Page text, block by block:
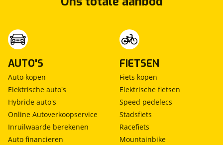
AUTO'S
Auto kopen
Elektrische auto's
Hybride auto's
Online Autoverkoopservice
Inruilwaarde berekenen
Auto financieren
FIETSEN
Fiets kopen
Elektrische fietsen
Speed pedelecs
Stadsfiets
Racefiets
Mountainbike